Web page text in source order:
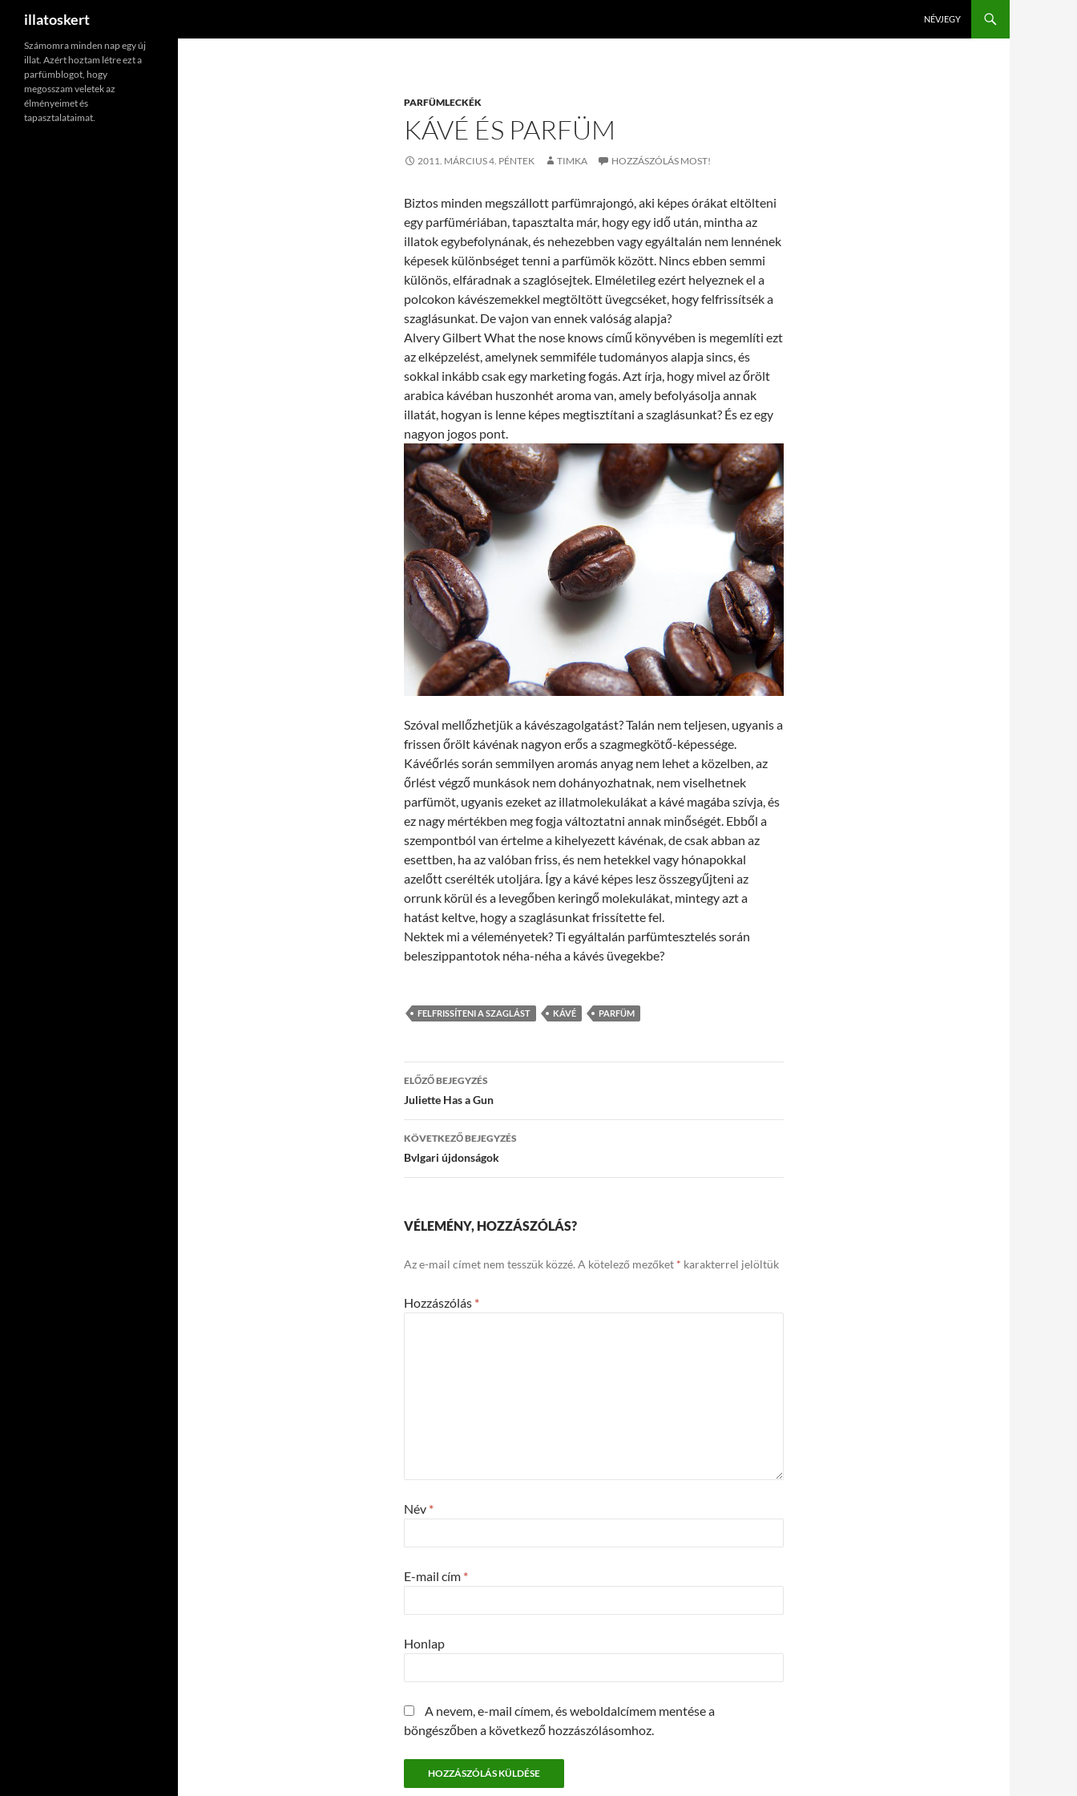
illatoskert
NÉVJEGY
PARFÜMLECKÉK
KÁVÉ ÉS PARFÜM
2011. MÁRCIUS 4. PÉNTEK TIMKA HOZZÁSZÓLÁS MOST!
Biztos minden megszállott parfümrajongó, aki képes órákat eltölteni
egy parfümériában, tapasztalta már, hogy egy idő után, mintha az
illatok egybefolynának, és nehezebben vagy egyáltalán nem lennének
képesek különbséget tenni a parfümök között. Nincs ebben semmi
különös, elfáradnak a szaglósejtek. Elméletileg ezért helyeznek el a
polcokon kávészemekkel megtöltött üvegcséket, hogy felfrissítsék a
szaglásunkat. De vajon van ennek valóság alapja?
Alvery Gilbert What the nose knows című könyvében is megemlíti ezt
az elképzelést, amelynek semmiféle tudományos alapja sincs, és
sokkal inkább csak egy marketing fogás. Azt írja, hogy mivel az őrölt
arabica kávéban huszonhét aroma van, amely befolyásolja annak
illatát, hogyan is lenne képes megtisztítani a szaglásunkat? És ez egy
nagyon jogos pont.
Szóval mellőzhetjük a kávészagolgatást? Talán nem teljesen, ugyanis a
frissen őrölt kávénak nagyon erős a szagmegkötő-képessége.
Kávéőrlés során semmilyen aromás anyag nem lehet a közelben, az
őrlést végző munkások nem dohányozhatnak, nem viselhetnek
parfümöt, ugyanis ezeket az illatmolekulákat a kávé magába szívja, és
ez nagy mértékben meg fogja változtatni annak minőségét. Ebből a
szempontból van értelme a kihelyezett kávénak, de csak abban az
esettben, ha az valóban friss, és nem hetekkel vagy hónapokkal
azelőtt cserélték utoljára. Így a kávé képes lesz összegyűjteni az
orrunk körül és a levegőben keringő molekulákat, mintegy azt a
hatást keltve, hogy a szaglásunkat frissítette fel.
Nektek mi a véleményetek? Ti egyáltalán parfümtesztelés során
beleszippantotok néha-néha a kávés üvegekbe?
FELFRISSÍTENI A SZAGLÁST KÁVÉ PARFÜM
Bejegyzés
navigáció
ELŐZŐ BEJEGYZÉS
Juliette Has a Gun
KÖVETKEZŐ BEJEGYZÉS
Bvlgari újdonságok
VÉLEMÉNY, HOZZÁSZÓLÁS?
Az e-mail címet nem tesszük közzé. A kötelező mezőket * karakterrel jelöltük
Hozzászólás *
Név *
E-mail cím *
Honlap
A nevem, e-mail címem, és weboldalcímem mentése a
böngészőben a következő hozzászólásomhoz.
Számomra minden nap egy új
illat. Azért hoztam létre ezt a
parfümblogot, hogy
megosszam veletek az
élményeimet és
tapasztalataimat.